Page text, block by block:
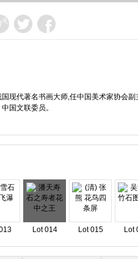
现代著名书画大师,任中国美术家协会
国文联委员。
Lot 014 Lot 015 Lot